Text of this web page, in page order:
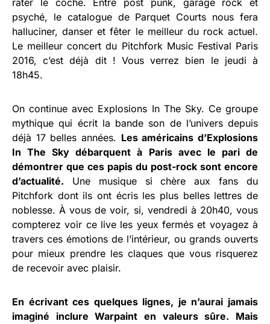
rater le coche. Entre post punk, garage rock et
psyché, le catalogue de Parquet Courts nous fera
halluciner, danser et fêter le meilleur du rock actuel.
Le meilleur concert du Pitchfork Music Festival Paris
2016, c’est déjà dit ! Vous verrez bien le jeudi à
18h45.
On continue avec Explosions In The Sky. Ce groupe
mythique qui écrit la bande son de l’univers depuis
déjà 17 belles années. Les américains d’Explosions
In The Sky débarquent à Paris avec le pari de
démontrer que ces papis du post-rock sont encore
d’actualité. Une musique si chère aux fans du
Pitchfork dont ils ont écris les plus belles lettres de
noblesse. À vous de voir, si, vendredi à 20h40, vous
compterez voir ce live les yeux fermés et voyagez à
travers ces émotions de l’intérieur, ou grands ouverts
pour mieux prendre les claques que vous risquerez
de recevoir avec plaisir.
En écrivant ces quelques lignes, je n’aurai jamais
imaginé inclure Warpaint en valeurs sûre. Mais